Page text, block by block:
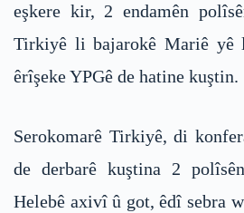
eşkere kir, 2 endamên
Tirkiyê li bajarokê Mariê yê
êrîşeke YPGê de hatine kuştin.
Serokomarê Tirkiyê, di
de derbarê kuştina 2
Helebê axivî û got, êdî sebra